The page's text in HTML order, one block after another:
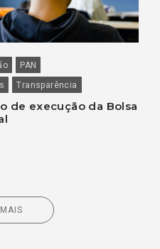
PAN
Transparência
de execução da Bolsa